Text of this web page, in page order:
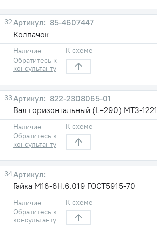
32
85-4607447
Колпачок
Наличие
Обратитесь к
консультанту
К схеме
33
822-2308065-01
Вал горизонтальный (L=290) МТЗ-1221
Наличие
Обратитесь к
консультанту
К схеме
34
Гайка М16-6Н.6.019 ГОСТ5915-70
Наличие
Обратитесь к
консультанту
К схеме